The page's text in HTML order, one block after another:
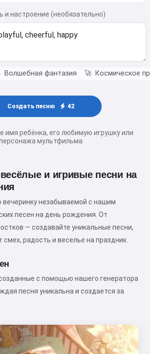
и настроение (необязательно)
Волшебная фантазия 🚀 Космическое
Создать песню 42
имя ребёнка, его любимую игрушку или
мультфильма
и игривые песни на
незабываемой с нашим
песен на день рождения. От
— создавайте уникальные песни,
смех, радость и веселье на праздник.
с помощью нашего генератора
песня уникальна и создается за
Я Сторико 👋
волшебные
на ночь для ваших детей